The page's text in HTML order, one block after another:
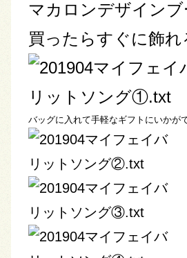
マカロンデザインブ
買ったらすぐに飾
バッグに入れて手軽なギフトにいかが